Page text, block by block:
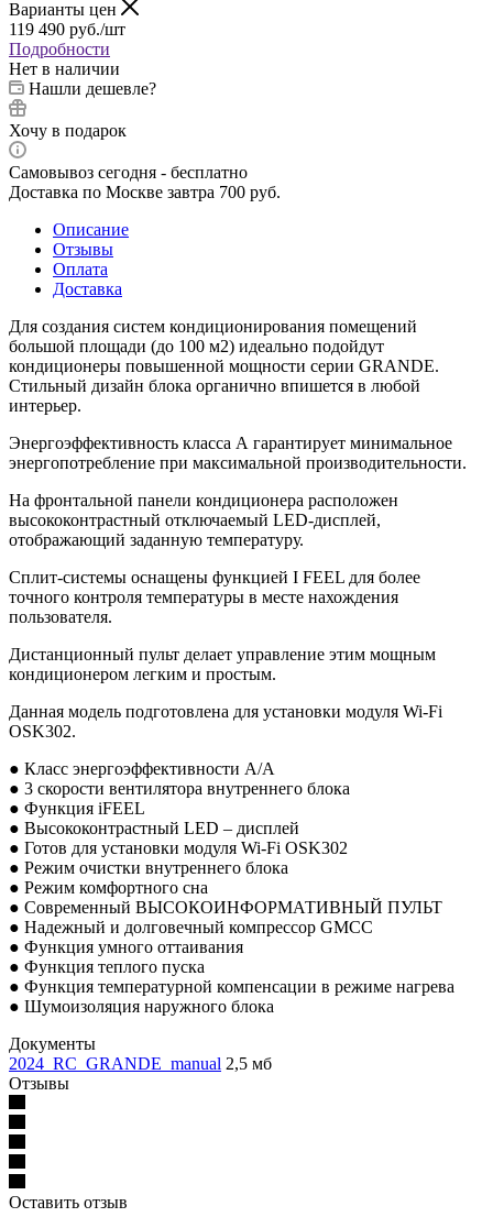
Варианты цен
119 490 руб./шт
Подробности
Нет в наличии
Нашли дешевле?
Хочу в подарок
Самовывоз сегодня - бесплатно
Доставка по Москве завтра 700 руб.
Описание
Отзывы
Оплата
Доставка
Для создания систем кондиционирования помещений
большой площади (до 100 м2) идеально подойдут
кондиционеры повышенной мощности серии GRANDE.
Стильный дизайн блока органично впишется в любой
интерьер.
Энергоэффективность класса А гарантирует минимальное
энергопотребление при максимальной производительности.
На фронтальной панели кондиционера расположен
высококонтрастный отключаемый LED-дисплей,
отображающий заданную температуру.
Сплит-системы оснащены функцией I FEEL для более
точного контроля температуры в месте нахождения
пользователя.
Дистанционный пульт делает управление этим мощным
кондиционером легким и простым.
Данная модель подготовлена для установки модуля Wi-Fi
OSK302.
● Класс энергоэффективности А/А
● 3 скорости вентилятора внутреннего блока
● Функция iFEEL
● Высококонтрастный LED – дисплей
● Готов для установки модуля Wi-Fi OSK302
● Режим очистки внутреннего блока
● Режим комфортного сна
● Современный ВЫСОКОИНФОРМАТИВНЫЙ ПУЛЬТ
● Надежный и долговечный компрессор GMCC
● Функция умного оттаивания
● Функция теплого пуска
● Функция температурной компенсации в режиме нагрева
● Шумоизоляция наружного блока
Документы
2024_RC_GRANDE_manual 2,5 мб
Отзывы
Оставить отзыв